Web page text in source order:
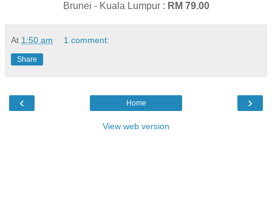
Brunei - Kuala Lumpur : RM 79.00
At 1:50 am 1 comment:
Share
‹ ›
Home
View web version